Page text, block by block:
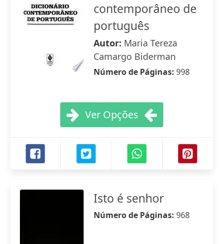
contemporâneo de
português
Autor: Maria Tereza
Camargo Biderman
Número de Páginas: 998
Ver Opções
Isto é senhor
Número de Páginas: 968